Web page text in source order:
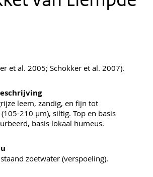
et al. 2005; Schokker et al. 2007).
leem, zandig, en fijn tot
210 µm), siltig. Top en basis
basis lokaal humeus.
zoetwater (verspoeling).